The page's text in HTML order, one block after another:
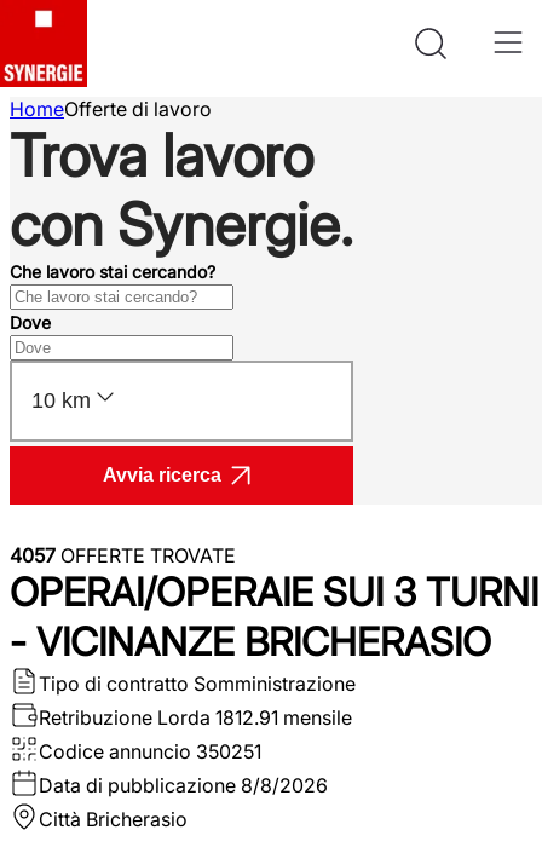
HomeOfferte di lavoro
Trova lavoro
con Synergie.
Che lavoro stai cercando?
Dove
10 km
Avvia ricerca
4057 OFFERTE TROVATE
OPERAI/OPERAIE SUI 3 TURNI
- VICINANZE BRICHERASIO
Tipo di contratto Somministrazione
Retribuzione Lorda 1812.91 mensile
Codice annuncio 350251
Data di pubblicazione 8/8/2026
Città Bricherasio